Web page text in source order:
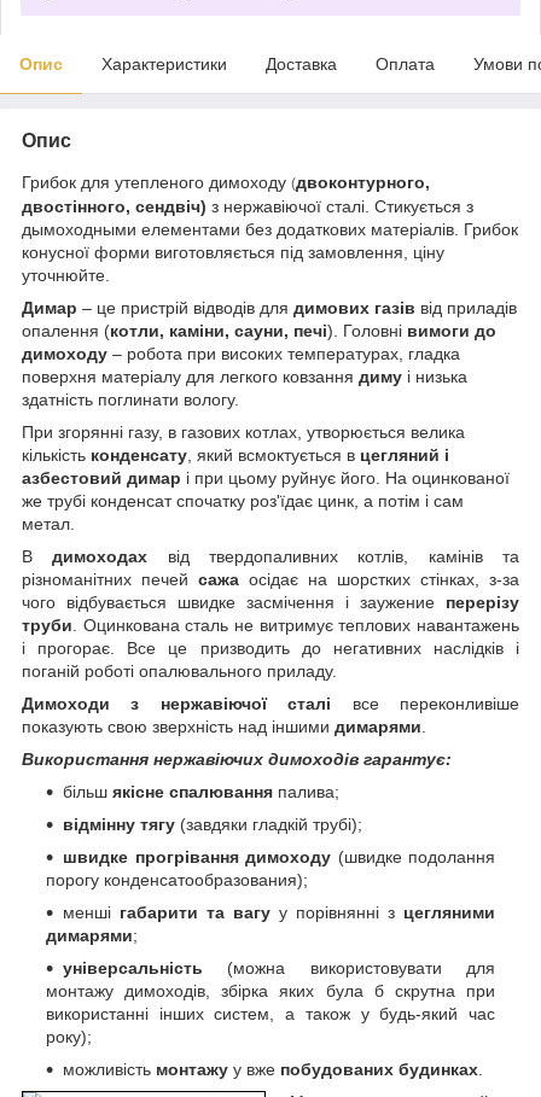
Опис Характеристики Доставка Оплата Умови
Опис
Грибок для утепленого димоходу (двоконтурного,
двостінного, сендвіч) з нержавіючої сталі. Стикується з
дымоходными елементами без додаткових матеріалів. Грибок
конусної форми виготовляється під замовлення, ціну
уточнюйте.
Димар – це пристрій відводів для димових газів від приладів
опалення (котли, каміни, сауни, печі). Головні вимоги до
димоходу – робота при високих температурах, гладка
поверхня матеріалу для легкого ковзання диму і низька
здатність поглинати вологу.
При згорянні газу, в газових котлах, утворюється велика
кількість конденсату , який всмоктується в цегляний і
азбестовий димар і при цьому руйнує його. На оцинкованої
же трубі конденсат спочатку роз'їдає цинк, а потім і сам
метал.
Вдимоходах від твердопаливних котлів, камінів та
різноманітних печей сажа осідає на шорстких стінках, з-за
чого відбувається швидке засмічення і заужение перерізу
труби . Оцинкована сталь не витримує теплових навантажень
і прогорає. Все це призводить до негативних наслідків і
поганій роботі опалювального приладу.
Димоходи з нержавіючої сталі все переконливіше
показують свою зверхність над іншими димарями
Використання нержавіючих димоходів гарантує:
більш якісне спалювання палива;
відмінну тягу (завдяки гладкій трубі);
швидке прогрівання димоходу (швидке подолання
порогу конденсатообразования);
менші габарити та вагу у порівнянні з цегляними
димарями;
універсальність (можна використовувати для
монтажу димоходів, збірка яких була б скрутна при
використанні інших систем, а також у будь-який час
року);
можливість монтажу у вже побудованих будинках